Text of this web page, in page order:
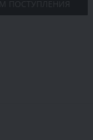
ПОСТУПЛЕНИЯ